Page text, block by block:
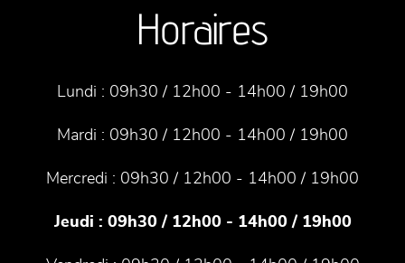
Horaires
Lundi : 09h30 / 12h00 - 14h00 / 19h00
Mardi : 09h30 / 12h00 - 14h00 / 19h00
Mercredi : 09h30 / 12h00 - 14h00 / 19h00
Jeudi : 09h30 / 12h00 - 14h00 / 19h00